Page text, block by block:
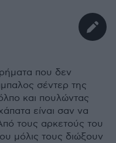
που δεν
σέντερ της
και πουλώντας
είναι σαν να
τους αρκετούς του
μόλις τους διώξουν